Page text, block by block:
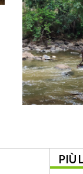
PIÙ